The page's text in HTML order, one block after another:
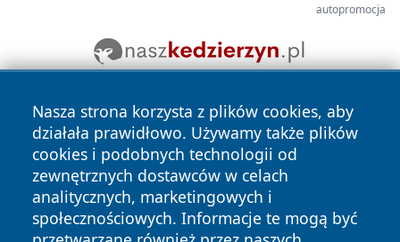
autopromocja
Nasza strona korzysta z plików cookies, aby
działała prawidłowo. Używamy także plików
cookies i podobnych technologii od
zewnętrznych dostawców w celach
analitycznych, marketingowych i
społecznościowych. Informacje te mogą być
Copyright © 2026 wrotachorzowa.pl Wszystkie prawa
zastrzeżone.